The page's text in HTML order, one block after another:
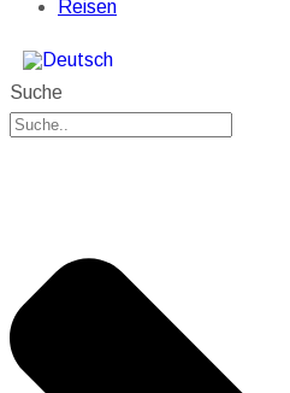
Reisen
Suche